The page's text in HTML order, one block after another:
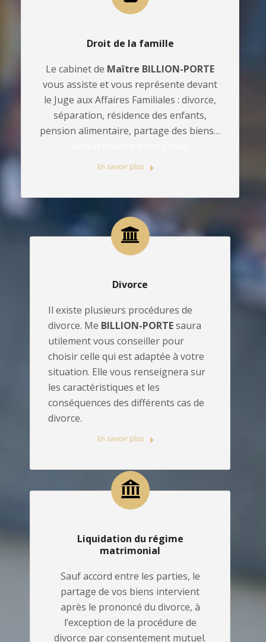
Droit de la famille
Le cabinet de Maître BILLION-PORTE
vous assiste et vous représente devant
le Juge aux Affaires Familiales : divorce,
séparation, résidence des enfants,
pension alimentaire, partage des biens…
En savoir plus
Divorce
Il existe plusieurs procédures de
divorce. Me BILLION-PORTEsaura
utilement vous conseiller pour
choisir celle qui est adaptée à votre
situation. Elle vous renseignera sur
les caractéristiques et les
conséquences des différents cas de
divorce.
En savoir plus
Liquidation du régime
matrimonial
Sauf accord entre les parties, le
partage de vos biens intervient
après le prononcé du divorce, à
l’exception de la procédure de
divorce par consentement mutuel.